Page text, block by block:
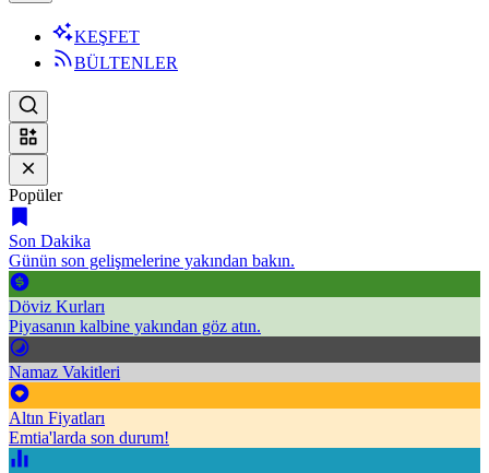
KEŞFET
BÜLTENLER
Popüler
Son Dakika
Günün son gelişmelerine yakından bakın.
Döviz Kurları
Piyasanın kalbine yakından göz atın.
Namaz Vakitleri
Altın Fiyatları
Emtia'larda son durum!